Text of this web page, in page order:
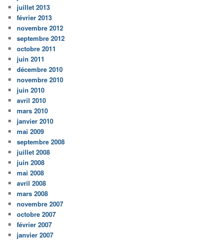
juillet 2013
février 2013
novembre 2012
septembre 2012
octobre 2011
juin 2011
décembre 2010
novembre 2010
juin 2010
avril 2010
mars 2010
janvier 2010
mai 2009
septembre 2008
juillet 2008
juin 2008
mai 2008
avril 2008
mars 2008
novembre 2007
octobre 2007
février 2007
janvier 2007